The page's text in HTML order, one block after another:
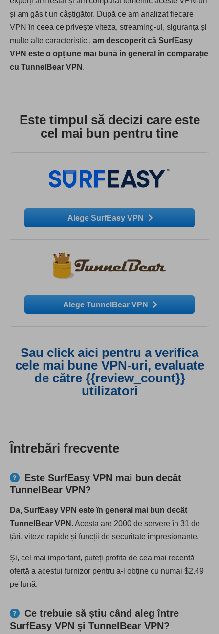
și am găsit un câștigător. După ce am analizat fiecare
VPN în ceea ce privește viteza, streaming-ul, siguranța și
multe alte caracteristici, am descoperit că SurfEasy
VPN este o opțiune mai bună în general în comparație
cu TunnelBear VPN .
Este timpul să decizi care este
cel mai bun pentru tine
Alege SurfEasy VPN
Alege TunnelBear VPN
Sau click aici pentru a verifica
cele mai bune VPN-uri, evaluate
de către {{review_count}}
utilizatori
Întrebări frecvente
Este SurfEasy VPN mai bun decât
TunnelBear VPN?
Da, SurfEasy VPN este în general mai bun decât
TunnelBear VPN . Acesta are 2000 de servere în 31 de
țări, viteze rapide și funcții de securitate impresionante.
Și, cel mai important, puteți profita de cea mai recentă
ofertă a acestui furnizor pentru a-l obține cu numai $2.49
pe lună.
Ce trebuie să știu când aleg între
SurfEasy VPN și TunnelBear VPN?